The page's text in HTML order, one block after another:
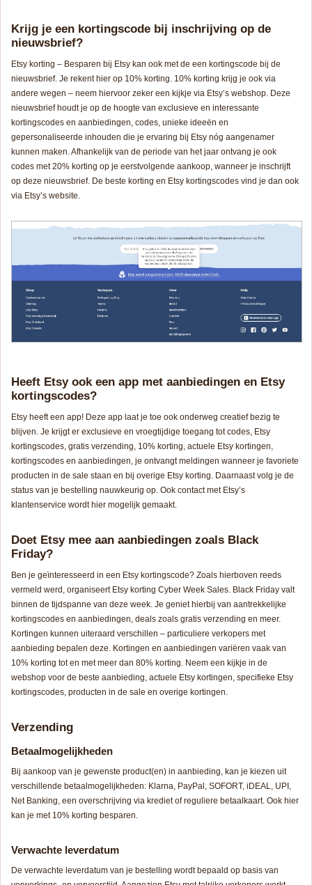
Krijg je een kortingscode bij inschrijving op de
nieuwsbrief?
Etsy korting – Besparen bij Etsy kan ook met de een kortingscode bij de
nieuwsbrief. Je rekent hier op 10% korting. 10% korting krijg je ook via
andere wegen – neem hiervoor zeker een kijkje via Etsy’s webshop. Deze
nieuwsbrief houdt je op de hoogte van exclusieve en interessante
kortingscodes en aanbiedingen, codes, unieke ideeën en
gepersonaliseerde inhouden die je ervaring bij Etsy nóg aangenamer
kunnen maken. Afhankelijk van de periode van het jaar ontvang je ook
codes met 20% korting op je eerstvolgende aankoop, wanneer je inschrijft
op deze nieuwsbrief. De beste korting en Etsy kortingscodes vind je dan ook
via Etsy’s website.
Heeft Etsy ook een app met aanbiedingen en Etsy
kortingscodes?
Etsy heeft een app! Deze app laat je toe ook onderweg creatief bezig te
blijven. Je krijgt er exclusieve en vroegtijdige toegang tot codes, Etsy
kortingscodes, gratis verzending, 10% korting, actuele Etsy kortingen,
kortingscodes en aanbiedingen, je ontvangt meldingen wanneer je favoriete
producten in de sale staan en bij overige Etsy korting. Daarnaast volg je de
status van je bestelling nauwkeurig op. Ook contact met Etsy’s
klantenservice wordt hier mogelijk gemaakt.
Doet Etsy mee aan aanbiedingen zoals Black
Friday?
Ben je geïnteresseerd in een Etsy kortingscode? Zoals hierboven reeds
vermeld werd, organiseert Etsy korting Cyber Week Sales. Black Friday valt
binnen de tijdspanne van deze week. Je geniet hierbij van aantrekkelijke
kortingscodes en aanbiedingen, deals zoals gratis verzending en meer.
Kortingen kunnen uiteraard verschillen – particuliere verkopers met
aanbieding bepalen deze. Kortingen en aanbiedingen variëren vaak van
10% korting tot en met meer dan 80% korting. Neem een kijkje in de
webshop voor de beste aanbieding, actuele Etsy kortingen, specifieke Etsy
kortingscodes, producten in de sale en overige kortingen.
Verzending
Betaalmogelijkheden
Bij aankoop van je gewenste product(en) in aanbieding, kan je kiezen uit
verschillende betaalmogelijkheden: Klarna, PayPal, SOFORT, iDEAL, UPI,
Net Banking, een overschrijving via krediet of reguliere betaalkaart. Ook hier
kan je met 10% korting besparen.
Verwachte leverdatum
De verwachte leverdatum van je bestelling wordt bepaald op basis van